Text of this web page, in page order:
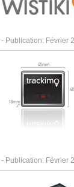
- Publication: Février
- Publication: Février